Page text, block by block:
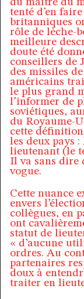
du maître du
tenté d’en
britanniques
rôle de lèche-
meilleure
doute été
conseillers de
des missiles
américains
le plus grand
l’informer de
soviétiques,
du Royaume-
cette
les deux pays
lieutenant (le
Il va sans dire
vogue.
Cette nuance
envers
collègues, en
ont
statut de
« d’aucune
ordres. Au
partenaires
doux à
traiter en